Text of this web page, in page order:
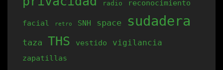
radio reconocimiento
facial retro SNH space sudadera
taza THS vestido vigilancia
zapatillas